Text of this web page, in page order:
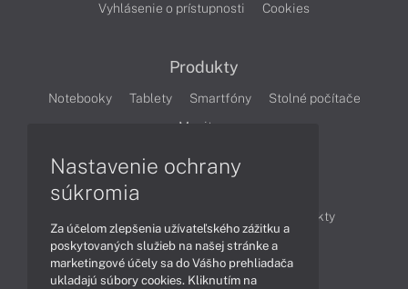
Vyhlásenie o prístupnosti
Cookies
Produkty
Notebooky Tablety Smartfóny
Stolné počítače
Monitory
Produkty
Technológie
Videá
Nastavenie ochrany
súkromia
Za účelom zlepšenia užívateľského zážitku a
poskytovaných služieb na našej stránke a
marketingové účely sa do Vášho prehliadača
ukladajú súbory cookies. Kliknutím na